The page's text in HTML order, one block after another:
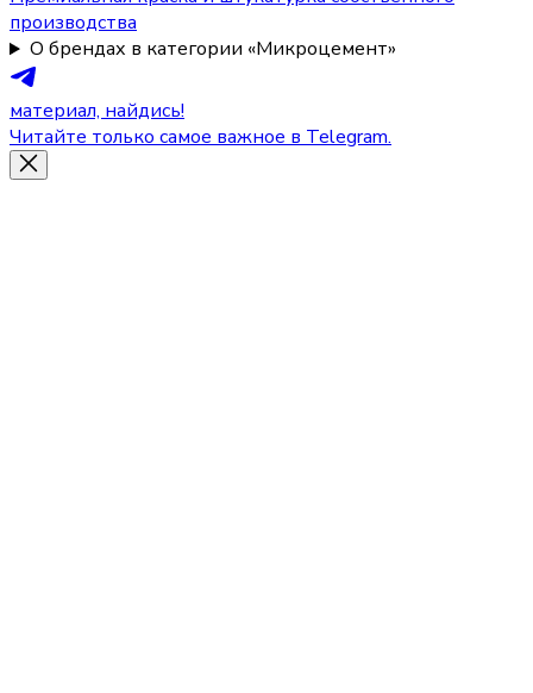
производства
О брендах в категории «Микроцемент»
материал, найдись!
Читайте только самое важное в Telegram.